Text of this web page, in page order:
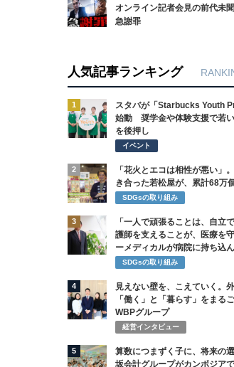
オンライン記者会見の前代未
急謝罪
人気記事ランキング
1
スタバが「Starbucks Youth
始動 奨学金や体験支援で若
を後押し
イベント
2
「花火とエコは相性が悪い」
き合った若松屋が、累計68万
SDGsの取り組み
3
「一人で頑張ることは、自立
護師を支えることが、医療を
ーメディカルが病院に持ち込
SDGsの取り組み
4
見えない壁を、こえていく。
「働く」と「暮らす」をまる
WBPグループ
経営インタビュー
5
算数につまずく子に、将来の
坂会計グループがカンボジア